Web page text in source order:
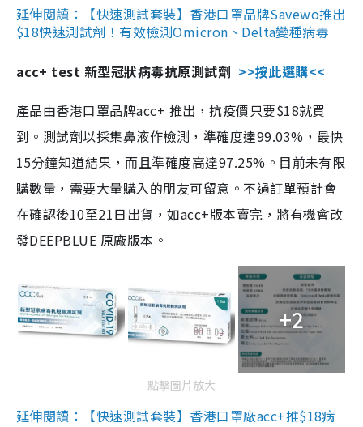
延伸閱讀：【快速測試套裝】香港口罩品牌Savewo推出
$18快速測試劑！有效檢測Omicron、Delta變種病毒
acc+ test 新型冠狀病毒抗原測試劑 >>按此選購<<
產品由香港口罩品牌acc+ 推出，抗疫價只要$18就買
到。測試劑以採集鼻液作檢測，準確度達99.03%，最快
15分鐘知道結果，而且準確度高達97.25%。目前未有限
購數量，需要大量購入的朋友可留意。不過訂單預計會
在確認後10至21日出貨，如acc+版本賣完，將有機會改
發DEEPBLUE 原廠版本。
+2
點擊圖片放大
延伸閱讀：【快速測試套裝】香港口罩廠acc+推$18病